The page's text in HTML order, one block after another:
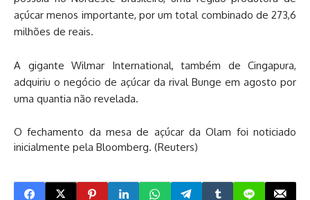
açúcar menos importante, por um total combinado de 273,6
milhões de reais.
A gigante Wilmar International, também de Cingapura,
adquiriu o negócio de açúcar da rival Bunge em agosto por
uma quantia não revelada.
O fechamento da mesa de açúcar da Olam foi noticiado
inicialmente pela Bloomberg. (Reuters)